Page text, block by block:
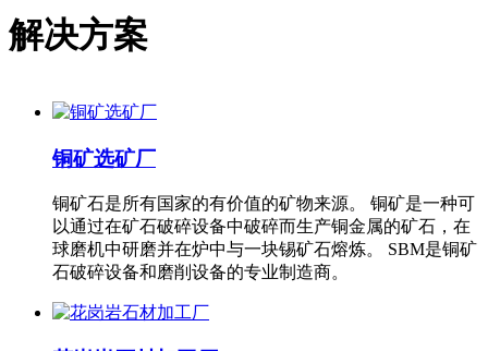
解决方案
铜矿选矿厂
铜矿石是所有国家的有价值的矿物来源。 铜矿是一种可
以通过在矿石破碎设备中破碎而生产铜金属的矿石，在
球磨机中研磨并在炉中与一块锡矿石熔炼。 SBM是铜矿
石破碎设备和磨削设备的专业制造商。